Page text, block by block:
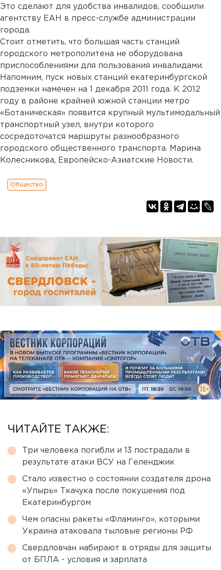
Это сделают для удобства инвалидов, сообщили
агентству ЕАН в пресс-службе администрации
города.
Стоит отметить, что большая часть станций
городского метрополитена не оборудована
приспособлениями для пользования инвалидами.
Напомним, пуск новых станций екатеринбургской
подземки намечен на 1 декабря 2011 года. К 2012
году в районе крайней южной станции метро
«Ботаническая» появится крупный мультимодальный
транспортный узел, внутри которого
сосредоточатся маршруты разнообразного
городского общественного транспорта. Марина
Колесникова, Европейско-Азиатские Новости.
Общество
ЧИТАЙТЕ ТАКЖЕ:
Три человека погибли и 13 пострадали в
результате атаки ВСУ на Геленджик
Стало известно о состоянии создателя дрона
«Упырь» Ткачука после покушения под
Екатеринбургом
Чем опасны ракеты «Фламинго», которыми
Украина атаковала тыловые регионы РФ
Свердловчан набирают в отряды для защиты
от БПЛА - условия и зарплата